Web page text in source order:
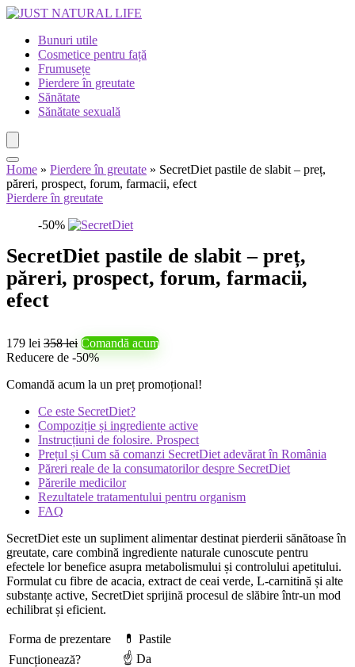
Bunuri utile
Cosmetice pentru față
Frumusețe
Pierdere în greutate
Sănătate
Sănătate sexuală
Home » Pierdere în greutate » SecretDiet pastile de slabit – preț,
păreri, prospect, forum, farmacii, efect
Pierdere în greutate
-50%
SecretDiet pastile de slabit – preț,
păreri, prospect, forum, farmacii,
efect
179 lei 358 lei Comandă acum
Reducere de -50%
Comandă acum la un preț promoțional!
Ce este SecretDiet?
Compoziție și ingrediente active
Instrucțiuni de folosire. Prospect
Prețul și Cum să comanzi SecretDiet adevărat în România
Păreri reale de la consumatorilor despre SecretDiet
Părerile medicilor
Rezultatele tratamentului pentru organism
FAQ
SecretDiet este un supliment alimentar destinat pierderii sănătoase în
greutate, care combină ingrediente naturale cunoscute pentru
efectele lor benefice asupra metabolismului și controlului apetitului.
Formulat cu fibre de acacia, extract de ceai verde, L-carnitină și alte
substanțe active, SecretDiet sprijină procesul de slăbire într-un mod
echilibrat și eficient.
Forma de prezentare
💊 Pastile
Funcționează?
☝ Da